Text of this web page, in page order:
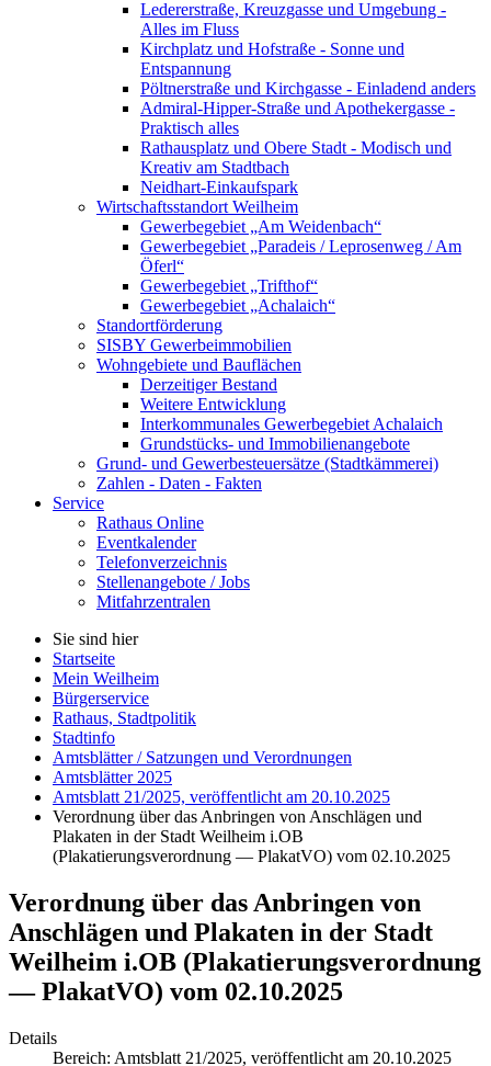
Ledererstraße, Kreuzgasse und Umgebung -
Alles im Fluss
Kirchplatz und Hofstraße - Sonne und
Entspannung
Pöltnerstraße und Kirchgasse - Einladend anders
Admiral-Hipper-Straße und Apothekergasse -
Praktisch alles
Rathausplatz und Obere Stadt - Modisch und
Kreativ am Stadtbach
Neidhart-Einkaufspark
Wirtschaftsstandort Weilheim
Gewerbegebiet „Am Weidenbach“
Gewerbegebiet „Paradeis / Leprosenweg / Am
Öferl“
Gewerbegebiet „Trifthof“
Gewerbegebiet „Achalaich“
Standortförderung
SISBY Gewerbeimmobilien
Wohngebiete und Bauflächen
Derzeitiger Bestand
Weitere Entwicklung
Interkommunales Gewerbegebiet Achalaich
Grundstücks- und Immobilienangebote
Grund- und Gewerbesteuersätze (Stadtkämmerei)
Zahlen - Daten - Fakten
Service
Rathaus Online
Eventkalender
Telefonverzeichnis
Stellenangebote / Jobs
Mitfahrzentralen
Sie sind hier
Startseite
Mein Weilheim
Bürgerservice
Rathaus, Stadtpolitik
Stadtinfo
Amtsblätter / Satzungen und Verordnungen
Amtsblätter 2025
Amtsblatt 21/2025, veröffentlicht am 20.10.2025
Verordnung über das Anbringen von Anschlägen und
Plakaten in der Stadt Weilheim i.OB
(Plakatierungsverordnung — PlakatVO) vom 02.10.2025
Verordnung über das Anbringen von
Anschlägen und Plakaten in der Stadt
Weilheim i.OB (Plakatierungsverordnung
— PlakatVO) vom 02.10.2025
Details
Bereich: Amtsblatt 21/2025, veröffentlicht am 20.10.2025